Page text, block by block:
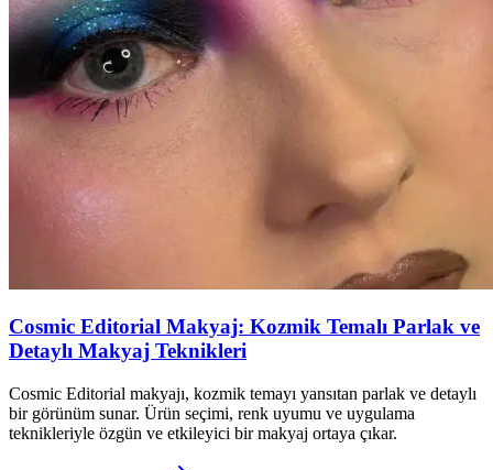
Cosmic Editorial Makyaj: Kozmik Temalı Parlak ve
Detaylı Makyaj Teknikleri
Cosmic Editorial makyajı, kozmik temayı yansıtan parlak ve detaylı
bir görünüm sunar. Ürün seçimi, renk uyumu ve uygulama
teknikleriyle özgün ve etkileyici bir makyaj ortaya çıkar.